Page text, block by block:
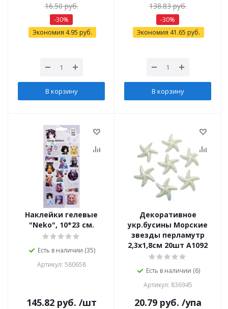
16.50руб.
-30%
Экономия 4.95 руб.
В корзину
138.83руб.
-30%
Экономия 41.65 руб.
В корзину
Наклейки гелевые
"Neko", 10*23 см.
Есть в наличии (35)
Артикул: 580658
145.82руб. /шт
Декоративное
укр.бусины Морские
звезды перламутр
2,3х1,8см 20шт A1092
Есть в наличии (6)
Артикул: 836945
20.79руб. /упа